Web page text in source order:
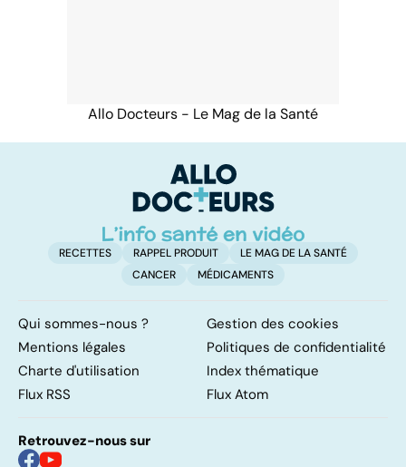
Allo Docteurs - Le Mag de la Santé
RECETTES RAPPEL PRODUIT
LE MAG DE LA SANTÉ
CANCER
MÉDICAMENTS
Qui sommes-nous ?
Gestion des cookies
Mentions légales
Politiques de confidentialité
Charte d'utilisation
Index thématique
Flux RSS
Flux Atom
Retrouvez-nous sur